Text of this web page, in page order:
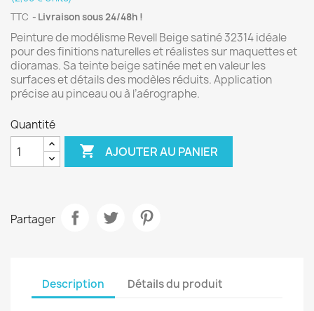
TTC
Livraison sous 24/48h !
Peinture de modélisme Revell Beige satiné 32314 idéale
pour des finitions naturelles et réalistes sur maquettes et
dioramas. Sa teinte beige satinée met en valeur les
surfaces et détails des modèles réduits. Application
précise au pinceau ou à l’aérographe.
Quantité
 AJOUTER AU PANIER
Partager
Description Détails du produit